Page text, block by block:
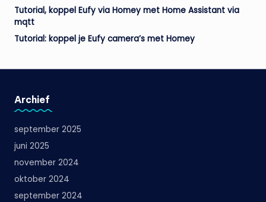
Tutorial, koppel Eufy via Homey met Home Assistant via
mqtt
Tutorial: koppel je Eufy camera’s met Homey
Archief
september 2025
juni 2025
november 2024
oktober 2024
september 2024